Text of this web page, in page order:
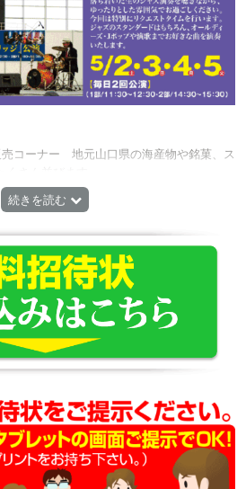
コーナー 地元山口県の海産物や銘菓、ス
そばなど、麺類から丼ものまで。さらに、
ジ」の生公演 5/2(土)・3(日)・4(月祝)・
続きを読む